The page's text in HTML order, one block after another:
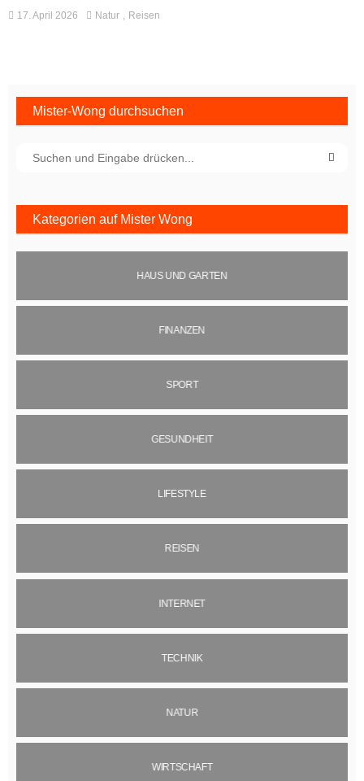
17. April 2026 Natur Reisen
Mister-Wong durchsuchen
Kategorien auf Mister Wong
HAUS UND GARTEN
FINANZEN
SPORT
GESUNDHEIT
LIFESTYLE
REISEN
INTERNET
TECHNIK
NATUR
WIRTSCHAFT